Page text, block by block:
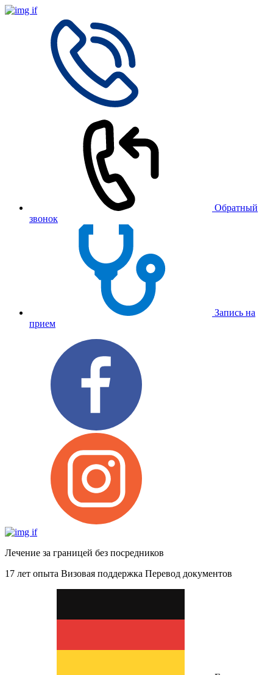
Обратный
звонок
Запись на
прием
Лечение за границей без посредников
17 лет опыта Визовая поддержка Перевод документов